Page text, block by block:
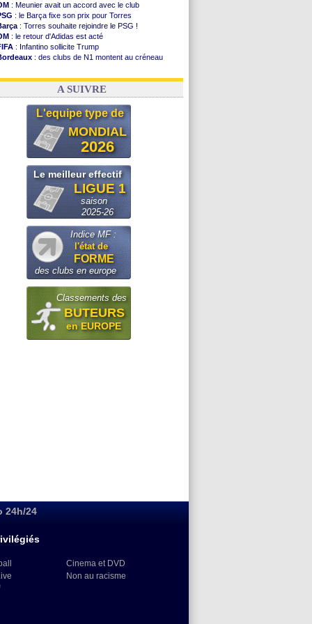
: Meunier avait un accord avec le club
: le Barça fixe son prix pour Torres
: Torres souhaite rejoindre le PSG !
: le retour d'Adidas est acté
: Infantino sollicite Trump
: des clubs de N1 montent au créneau
: le démenti de Leipzig pour Diomandé
A SUIVRE
L'equipe type de
MONDIAL
2026
Le meilleur effectif
LIGUE 1
saison
2025-26
Indice MF :
l'état de
FORME
des clubs en europe
Classements des
BUTEURS
en EUROPE
24h/24
Cinema et DVD
Non au racisme